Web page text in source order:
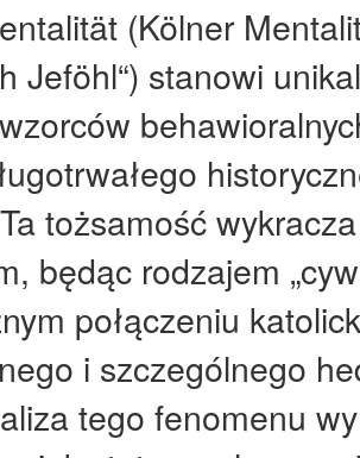
(Kölner
Jeföhl“) stanowi
tożsamość
będąc rodzajem
połączeniu
i szczególnego
tego fenomenu